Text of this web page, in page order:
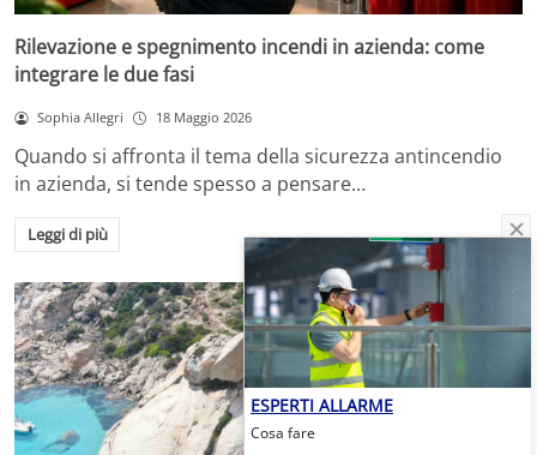
Rilevazione e spegnimento incendi in azienda: come
integrare le due fasi
Sophia Allegri 18 Maggio 2026
Quando si affronta il tema della sicurezza antincendio
in azienda, si tende spesso a pensare…
Leggi di più
ESPERTI ALLARME
Cosa fare